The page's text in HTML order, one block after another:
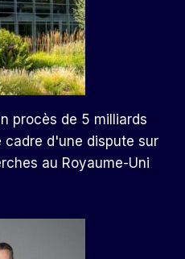
procès de 5 milliards
cadre d'une dispute sur
au Royaume-Uni